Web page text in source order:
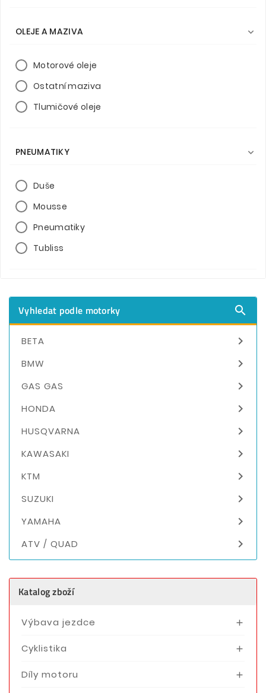
OLEJE A MAZIVA 
Motorové oleje
Ostatní maziva
Tlumičové oleje
PNEUMATIKY 
Duše
Mousse
Pneumatiky
Tubliss
Vyhledat podle motorky 
BETA 
BMW 
GAS GAS 
HONDA 
HUSQVARNA 
KAWASAKI 
KTM 
SUZUKI 
YAMAHA 
ATV / QUAD 
Katalog zboží
Výbava jezdce 
Cyklistika 
Díly motoru 